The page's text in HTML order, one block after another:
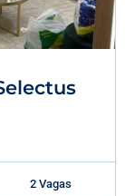
2 Vagas